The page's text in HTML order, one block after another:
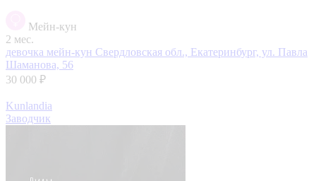
Мейн-кун
2 мес.
девочка мейн-кун Свердловская обл., Екатеринбург, ул. Павла
Шаманова, 56
30 000 ₽
Kunlandia
Заводчик